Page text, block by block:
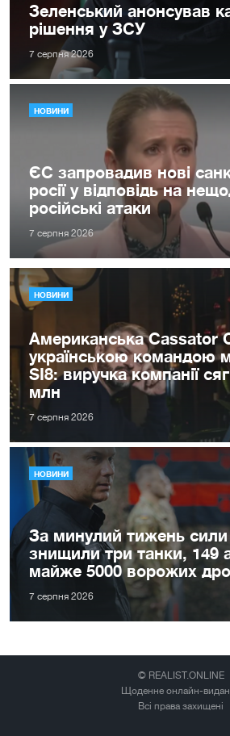
Зеленський анонсував
рішення у ЗСУ
7 серпня 2026
НОВИНИ
ЄС запровадив нові
росії у відповідь на
російські атаки
7 серпня 2026
НОВИНИ
Американська Cassator
українською командою
SI8: виручка компанії
млн
7 серпня 2026
НОВИНИ
За минулий тижень
знищили три танки, 149
майже 5000 ворожих
7 серпня 2026
© REALIST.ONLINE
Щоденне онлайн-
Всі права захищені